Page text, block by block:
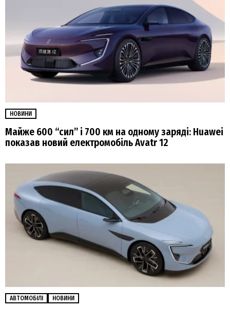
НОВИНИ
Майже 600 “сил” і 700 км на одному заряді: Huawei
показав новий електромобіль Avatr 12
АВТОМОБІЛІ НОВИНИ